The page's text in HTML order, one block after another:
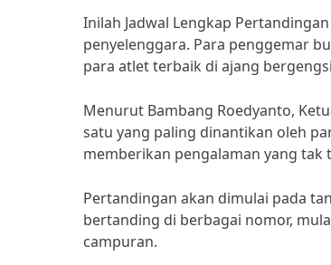
Inilah Jadwal Lengkap
penyelenggara. Para penggemar
para atlet terbaik di ajang
Menurut Bambang Roedyanto,
satu yang paling dinantikan oleh
memberikan pengalaman yang
Pertandingan akan dimulai pada
bertanding di berbagai nomor,
campuran.